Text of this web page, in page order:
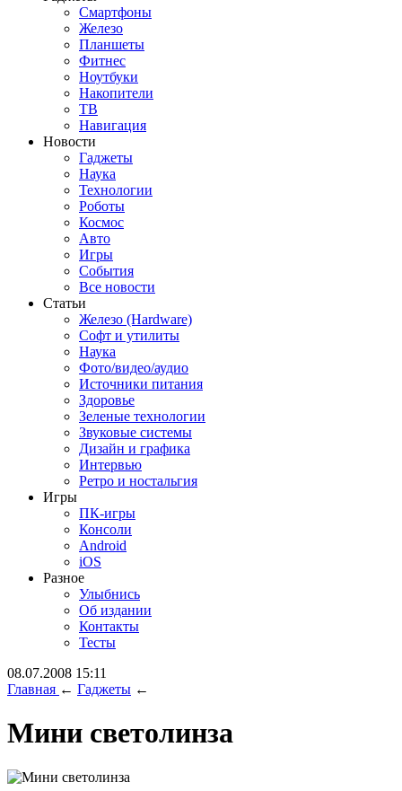
Смартфоны
Железо
Планшеты
Фитнес
Ноутбуки
Накопители
ТВ
Навигация
Новости
Гаджеты
Наука
Технологии
Роботы
Космос
Авто
Игры
События
Все новости
Статьи
Железо (Hardware)
Софт и утилиты
Наука
Фото/видео/аудио
Источники питания
Здоровье
Зеленые технологии
Звуковые системы
Дизайн и графика
Интервью
Ретро и ностальгия
Игры
ПК-игры
Консоли
Android
iOS
Разное
Улыбнись
Об издании
Контакты
Тесты
08.07.2008 15:11
Главная ← Гаджеты ←
Мини светолинза